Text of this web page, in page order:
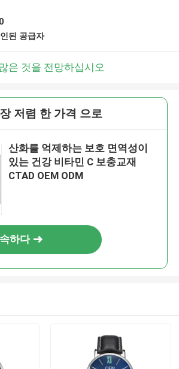
된 공급자
은 것을 전망하십시오
저렴 한 가격 으로
산화를 억제하는 보호 면역성이
있는 건강 비타민 C 보충교재
CTAD OEM ODM
하다